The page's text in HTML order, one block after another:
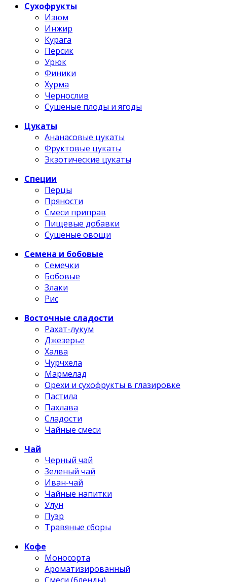
Сухофрукты
Изюм
Инжир
Курага
Персик
Урюк
Финики
Хурма
Чернослив
Сушеные плоды и ягоды
Цукаты
Ананасовые цукаты
Фруктовые цукаты
Экзотические цукаты
Специи
Перцы
Пряности
Смеси приправ
Пищевые добавки
Сушеные овощи
Семена и бобовые
Семечки
Бобовые
Злаки
Рис
Восточные сладости
Рахат-лукум
Джезерье
Халва
Чурчхела
Мармелад
Орехи и сухофрукты в глазировке
Пастила
Пахлава
Сладости
Чайные смеси
Чай
Черный чай
Зеленый чай
Иван-чай
Чайные напитки
Улун
Пуэр
Травяные сборы
Кофе
Моносорта
Ароматизированный